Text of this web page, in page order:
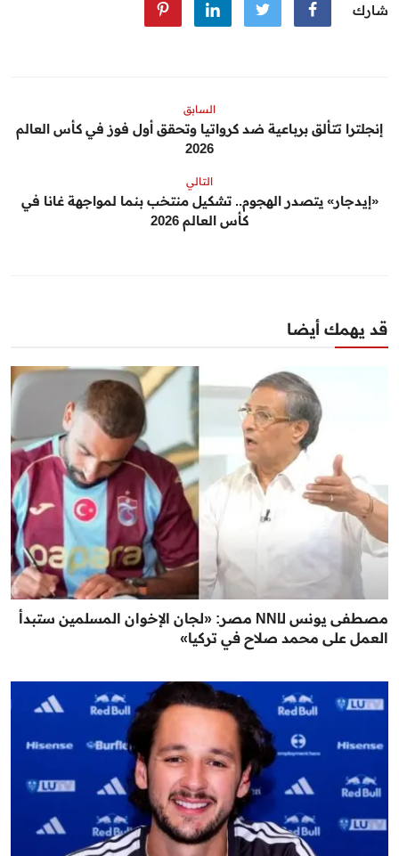
شارك
السابق
إنجلترا تتألق برباعية ضد كرواتيا وتحقق أول فوز في كأس العالم
2026
التالي
«إيدجار» يتصدر الهجوم.. تشكيل منتخب بنما لمواجهة غانا في
كأس العالم 2026
قد يهمك أيضا
مصطفى يونس لـNNI مصر: «لجان الإخوان المسلمين ستبدأ
العمل على محمد صلاح في تركيا»